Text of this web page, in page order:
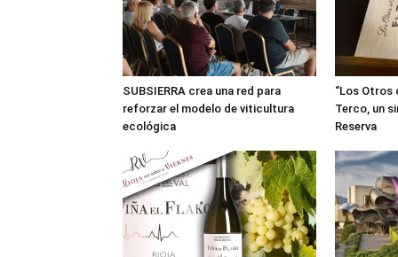
SUBSIERRA crea una red para
reforzar el modelo de viticultura
ecológica
“Los Otros
Terco, un
Reserva